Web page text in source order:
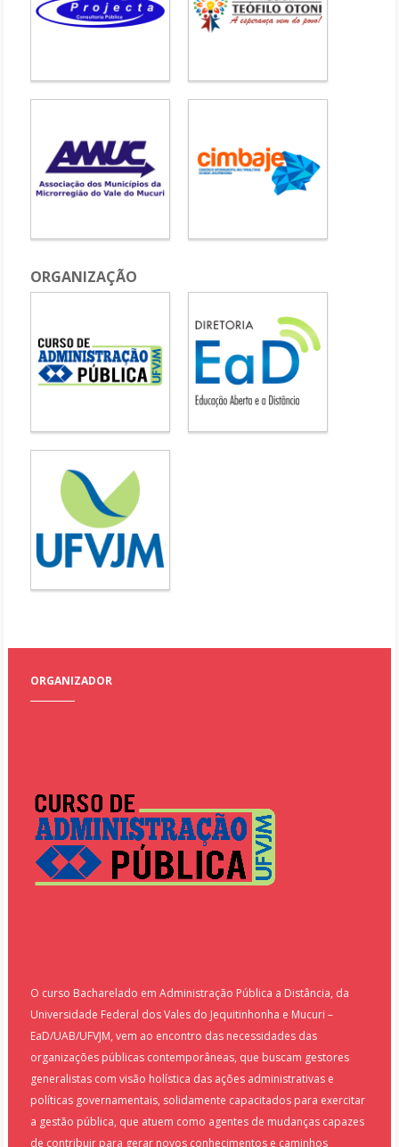
ORGANIZAÇÃO
ORGANIZADOR
O curso Bacharelado em Administração Pública a Distância, da
Universidade Federal dos Vales do Jequitinhonha e Mucuri –
EaD/UAB/UFVJM, vem ao encontro das necessidades das
organizações públicas contemporâneas, que buscam gestores
generalistas com visão holística das ações administrativas e
políticas governamentais, solidamente capacitados para exercitar
a gestão pública, que atuem como agentes de mudanças capazes
de contribuir para gerar novos conhecimentos e caminhos